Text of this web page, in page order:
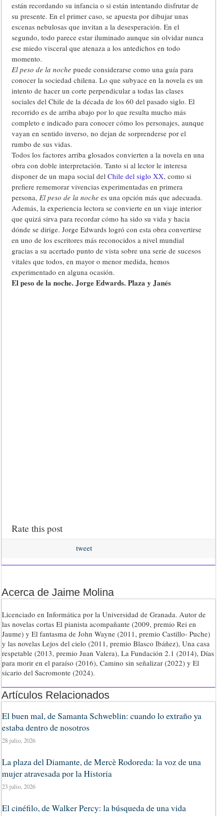
están recordando su infancia o si están intentando disfrutar de
su presente. En el primer caso, se apuesta por dibujar unas
escenas nebulosas que invitan a la desesperación. En el
segundo, todo parece estar iluminado aunque sin olvidar nunca
ese miedo visceral que atenaza a los antedichos en todo
momento.
El peso de la noche puede considerarse como una guía para
conocer la sociedad chilena. Lo que subyace en la novela es un
intento de hacer un corte perpendicular a todas las clases
sociales del Chile de la década de los 60 del pasado siglo. El
recorrido es de arriba abajo por lo que resulta mucho más
completo e indicado para conocer cómo los personajes, aunque
vayan en sentido inverso, no dejan de sorprenderse por el
rumbo de sus vidas.
Todos los factores arriba glosados convierten a la novela en una
obra con doble interpretación. Tanto si al lector le interesa
disponer de un mapa social delChile del siglo XX, como si
prefiere rememorar vivencias experimentadas en primera
persona,El peso de la nochees una opción más que adecuada.
Además, la experiencia lectora se convierte en un viaje interior
que quizá sirva para recordar cómo ha sido su vida y hacia
dónde se dirige. Jorge Edwards logró con esta obra convertirse
en uno de los escritores más reconocidos a nivel mundial
gracias a su acertado punto de vista sobre una serie de sucesos
vitales que todos, en mayor o menor medida, hemos
experimentado en alguna ocasión.
El peso de la noche. Jorge Edwards. Plaza y Janés
Rate this post
tweet
Acerca de Jaime Molina
Licenciado en Informática por la Universidad de Granada. Autor de
las novelas cortas El pianista acompañante (2009, premio Rei en
Jaume) y El fantasma de John Wayne (2011, premio Castillo- Puche)
y las novelas Lejos del cielo (2011, premio Blasco Ibáñez), Una casa
respetable (2013, premio Juan Valera), La Fundación 2.1 (2014), Días
para morir en el paraíso (2016), Camino sin señalizar (2022) y El
sicario del Sacromonte (2024).
Artículos Relacionados
El buen mal, de Samanta Schweblin: cuando lo extraño ya
estaba dentro de nosotros
28 julio, 2026
La plaza del Diamante, de Mercè Rodoreda: la voz de una
mujer atravesada por la Historia
23 julio, 2026
El cinéfilo, de Walker Percy: la búsqueda de una vida